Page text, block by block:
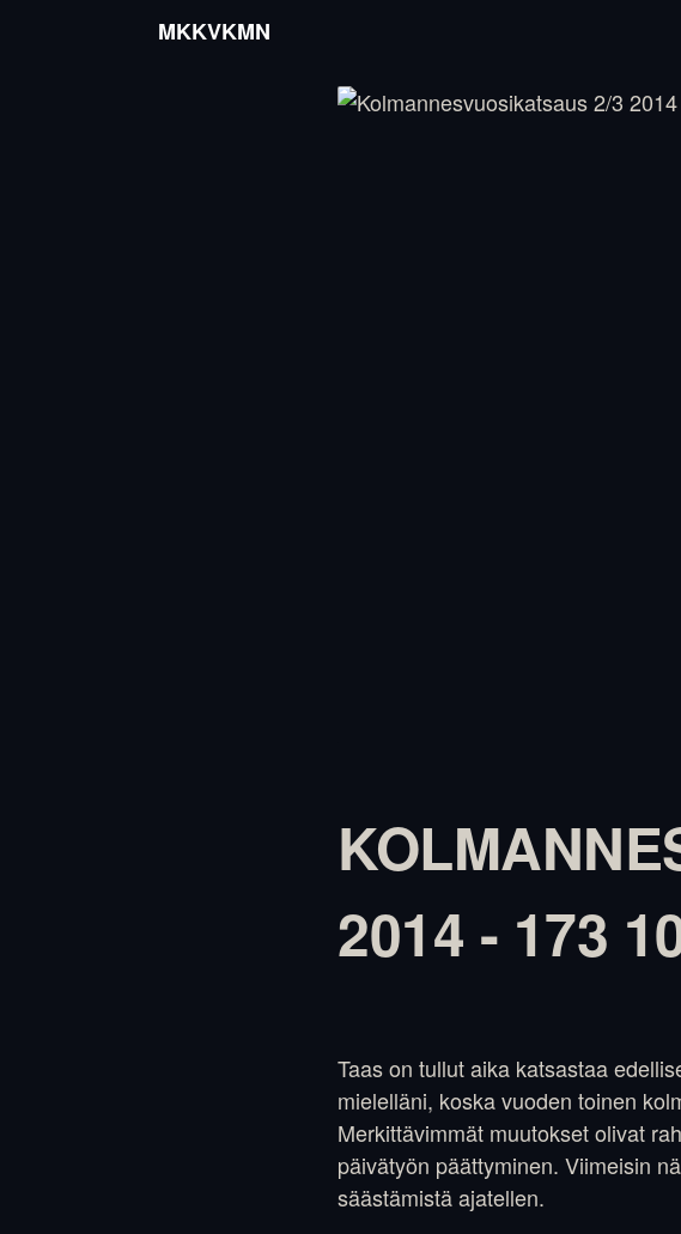
MKKVKMN
2014 - 173
Taas on tullut aika katsastaa
mielelläni, koska vuoden toinen
Merkittävimmät muutokset olivat
päivätyön päättyminen. Viimeisin
säästämistä ajatellen.